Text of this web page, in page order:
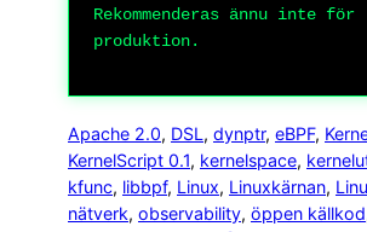
Rekommenderas ännu inte för
produktion.
Apache 2.0, DSL, dynptr, eBPF,
KernelScript 0.1, kernelspace,
kfunc, libbpf, Linux, Linuxkärnan,
nätverk, observability, öppen källkod